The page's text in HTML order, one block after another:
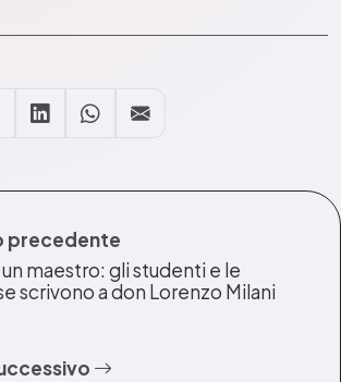
precedente
maestro: gli studenti e le
scrivono a don Lorenzo Milani